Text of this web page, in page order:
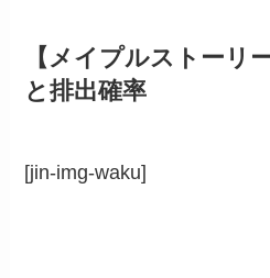
【メイプルストーリ
と排出確率
[jin-img-waku]